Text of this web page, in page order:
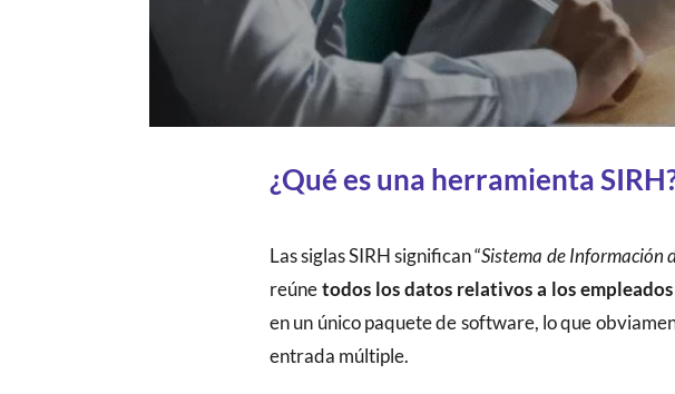
¿Qué es una herramienta
Las siglas SIRH significan “Sistema de Información
reúnetodos los datos relativos a los
en un único paquete de software, lo que
entrada múltiple.